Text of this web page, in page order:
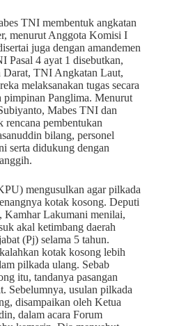
TNI membentuk angkatan
menurut Anggota Komisi I
juga dengan amandemen
4 ayat 1 disebutkan,
TNI Angkatan Laut,
melaksanakan tugas secara
pimpinan Panglima. Menurut
Mabes TNI dan
rencana pembentukan
bilang, personel
serta didukung dengan
mengusulkan agar pilkada
kotak kosong. Deputi
Kamhar Lakumani menilai,
akal ketimbang daerah
(Pj) selama 5 tahun.
kotak kosong lebih
pilkada ulang. Sebab
itu, tandanya pasangan
Sebelumnya, usulan pilkada
disampaikan oleh Ketua
dalam acara Forum